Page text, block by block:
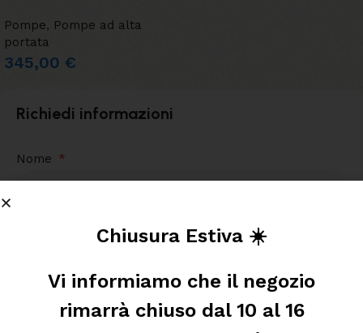
Pompe, Pompe ad alta
portata
345,00 €
Richiedi informazioni
Nome
Chiusura Estiva ☀️
Vi informiamo che il negozio
rimarrà chiuso dal 10 al 16